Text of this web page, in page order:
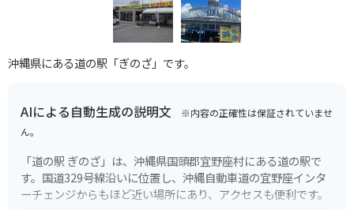
沖縄県にある道の駅「ぎのざ」です。
AIによる自動生成の説明文 ※内容の正確性は保証されていませ
ん。
「道の駅 ぎのざ」は、沖縄県国頭郡宜野座村にある道の駅で
す。国道329号線沿いに位置し、沖縄自動車道の宜野座インタ
ーチェンジからもほど近い場所にあり、アクセスも便利です。